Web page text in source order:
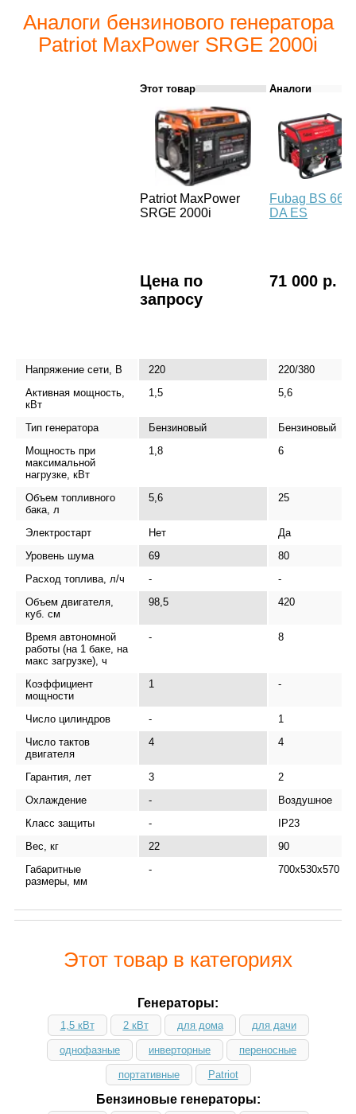
Аналоги бензинового генератора
Patriot MaxPower SRGE 2000i
Этот товар Аналоги
Patriot MaxPower
SRGE 2000i
Fubag BS
DA ES
Цена по
запросу
71 000 р.
Напряжение сети, В 220
220/380
Активная мощность,
кВт
1,5 5,6
Тип генератора Бензиновый
Бензиновый
Мощность при
максимальной
нагрузке, кВт
1,8 6
Объем топливного
бака, л
5,6 25
Электростарт Нет
Да
Уровень шума
69
80
Расход топлива, л/ч
-
-
Объем двигателя,
куб. см
98,5 420
Время автономной
работы (на 1 баке, на
макс загрузке), ч
- 8
Коэффициент
мощности
1 -
Число цилиндров -
1
Число тактов
двигателя
4 4
Гарантия, лет 3
2
Охлаждение
-
Воздушное
Класс защиты
-
IP23
Вес, кг
22
90
Габаритные
размеры, мм
- 700х530х570
Этот товар в категориях
Генераторы:
1,5 кВт 2 кВт для дома для дачи
однофазные инверторные переносные
портативные Patriot
Бензиновые генераторы: